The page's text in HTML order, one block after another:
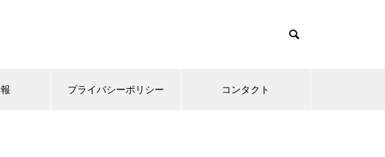
プライバシーポリシー コンタクト